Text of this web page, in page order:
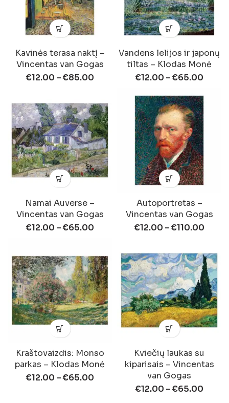
Kavinės terasa naktį –
Vincentas van Gogas
€12.00 –€85.00
Vandens lelijos ir japonų
tiltas – Klodas Monė
€12.00 –€65.00
Namai Auverse –
Vincentas van Gogas
€12.00 –€65.00
Autoportretas –
Vincentas van Gogas
€12.00 –€110.00
Kraštovaizdis: Monso
parkas – Klodas Monė
€12.00 –€65.00
Kviečių laukas su
kiparisais – Vincentas
van Gogas
€12.00 –€65.00